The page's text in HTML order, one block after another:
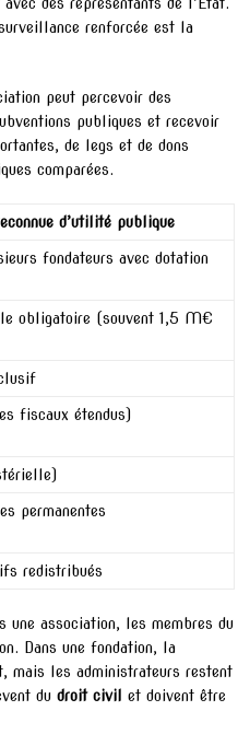
renforcée est la
peut percevoir des
publiques et recevoir
de legs et de dons
comparées.
d’utilité publique
fondateurs avec dotation
obligatoire (souvent 1,5 M€
fiscaux étendus)
permanentes
redistribués
une association, les membres du
Dans une fondation, la
mais les administrateurs restent
du droit civil
et doivent être